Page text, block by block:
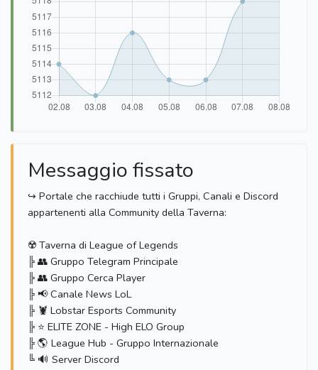
Messaggio fissato
↪️ Portale che racchiude tutti i Gruppi, Canali e Discord
appartenenti alla Community della Taverna:
☢️ Taverna di League of Legends
╠ 👥 Gruppo Telegram Principale
╠ 👥 Gruppo Cerca Player
╠ 📢 Canale News LoL
╠ 🦞 Lobstar Esports Community
╠ ⭐️ ELITE ZONE - High ELO Group
╠ 🌎 League Hub - Gruppo Internazionale
╚ 🔊 Server Discord